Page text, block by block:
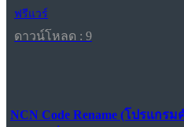
ฟรีแวร์
ดาวน์โหลด : 9
NCN Code Rename (โปรแกร